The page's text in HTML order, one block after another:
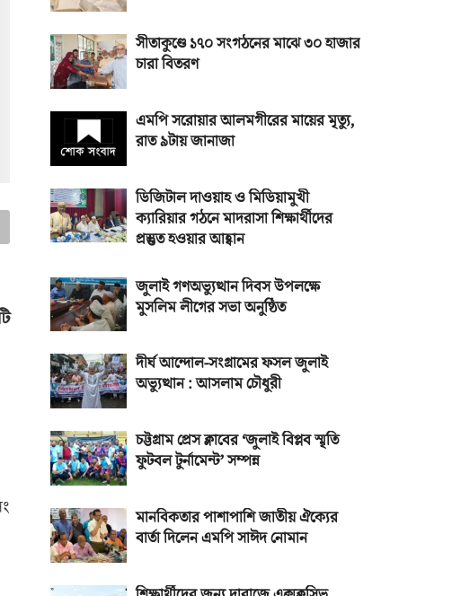
সীতাকুণ্ডে ১৭০ সংগঠনের মাঝে ৩০ হাজার
চারা বিতরণ
এমপি সরোয়ার আলমগীরের মায়ের মৃত্যু,
রাত ৯টায় জানাজা
ডিজিটাল দাওয়াহ ও মিডিয়ামুখী
ক্যারিয়ার গঠনে মাদরাসা শিক্ষার্থীদের
প্রস্তুত হওয়ার আহ্বান
জুলাই গণঅভ্যুত্থান দিবস উপলক্ষে
মুসলিম লীগের সভা অনুষ্ঠিত
দীর্ঘ আন্দোল-সংগ্রামের ফসল জুলাই
অভ্যুত্থান : আসলাম চৌধুরী
চট্টগ্রাম প্রেস ক্লাবের ‘জুলাই বিপ্লব স্মৃতি
ফুটবল টুর্নামেন্ট’ সম্পন্ন
মানবিকতার পাশাপাশি জাতীয় ঐক্যের
বার্তা দিলেন এমপি সাঈদ নোমান